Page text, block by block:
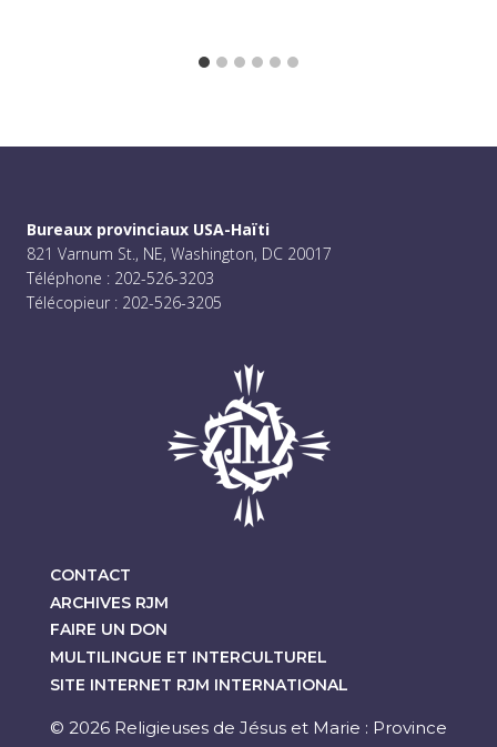
Bureaux provinciaux USA-Haïti
821 Varnum St., NE, Washington, DC 20017
Téléphone : 202-526-3203
Télécopieur : 202-526-3205
CONTACT
ARCHIVES RJM
FAIRE UN DON
MULTILINGUE ET INTERCULTUREL
SITE INTERNET RJM INTERNATIONAL
© 2026 Religieuses de Jésus et Marie : Province